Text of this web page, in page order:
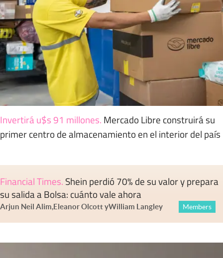
Invertirá u$s 91 millones. Mercado Libre construirá su
primer centro de almacenamiento en el interior del país
Financial Times. Shein perdió 70% de su valor y prepara
su salida a Bolsa: cuánto vale ahora
Arjun Neil Alim,Eleanor OlcottyWilliam Langley Members